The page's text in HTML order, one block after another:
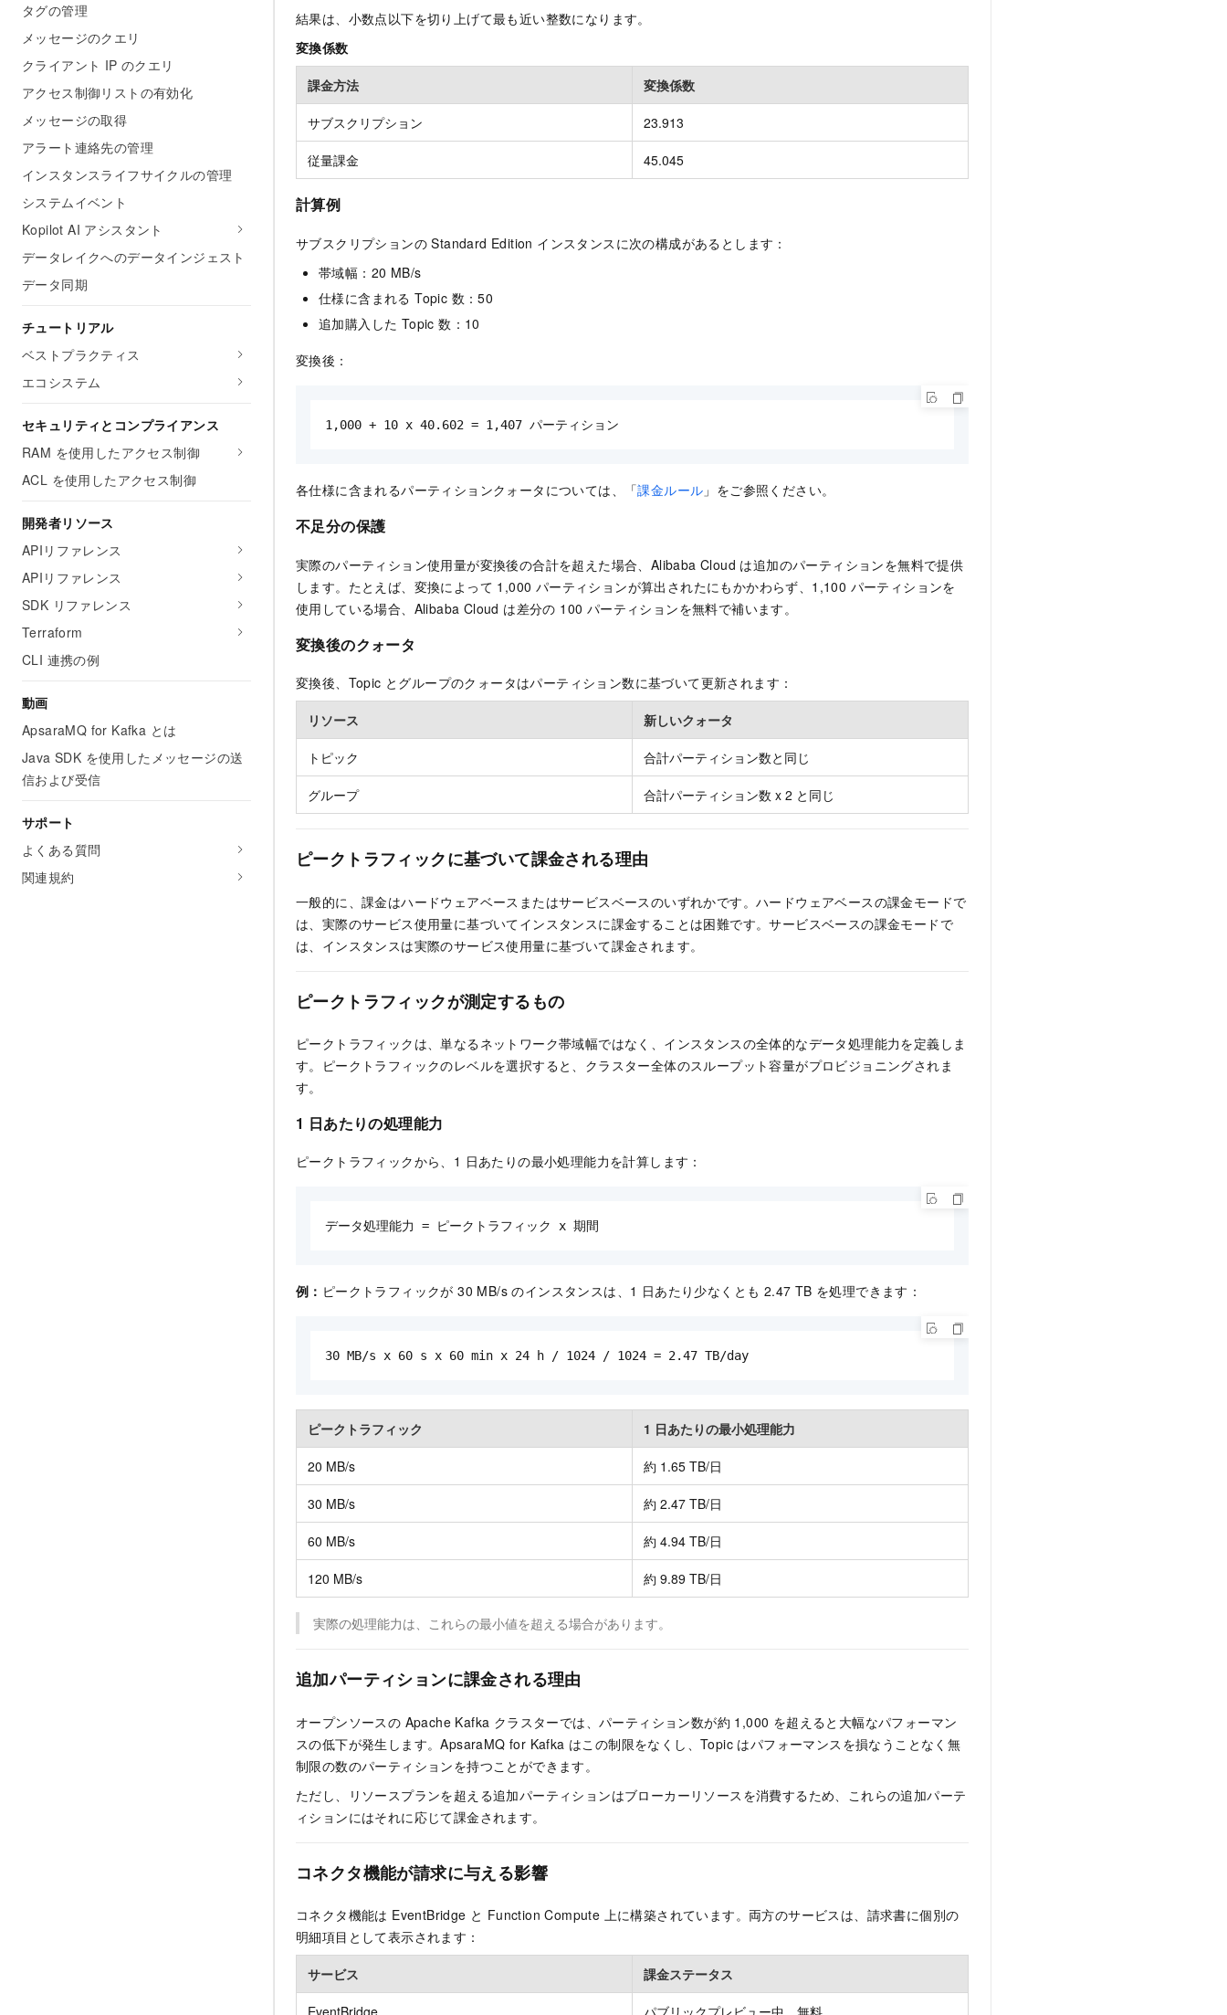
タグの管理
メッセージのクエリ
クライアント IP のクエリ
アクセス制御リストの有効化
メッセージの取得
アラート連絡先の管理
インスタンスライフサイクルの管理
システムイベント
Kopilot AI アシスタント
データレイクへのデータインジェスト
データ同期
チュートリアル
ベストプラクティス
エコシステム
セキュリティとコンプライアンス
RAM を使用したアクセス制御
ACL を使用したアクセス制御
開発者リソース
APIリファレンス
APIリファレンス
SDK リファレンス
Terraform
CLI 連携の例
動画
ApsaraMQ for Kafka とは
Java SDK を使用したメッセージの送
信および受信
サポート
よくある質問
関連規約
結果は、小数点以下を切り上げて最も近い整数になります。
変換係数
課金方法 変換係数
サブスクリプション 23.913
従量課金 45.045
計算例
サブスクリプションの Standard Edition インスタンスに次の構成があるとします：
帯域幅：20 MB/s
仕様に含まれる Topic 数：50
追加購入した Topic 数：10
変換後：
1,000 + 10 x 40.602 = 1,407 パーティション
各仕様に含まれるパーティションクォータについては、「課金ルール 」をご参照ください。
不足分の保護
実際のパーティション使用量が変換後の合計を超えた場合、Alibaba Cloud は追加のパーティションを無料で提供
します。たとえば、変換によって 1,000 パーティションが算出されたにもかかわらず、1,100 パーティションを
使用している場合、Alibaba Cloud は差分の 100 パーティションを無料で補います。
変換後のクォータ
変換後、Topic とグループのクォータはパーティション数に基づいて更新されます：
リソース 新しいクォータ
トピック 合計パーティション数と同じ
グループ 合計パーティション数 x 2 と同じ
ピークトラフィックに基づいて課金される理由
一般的に、課金はハードウェアベースまたはサービスベースのいずれかです。ハードウェアベースの課金モードで
は、実際のサービス使用量に基づいてインスタンスに課金することは困難です。サービスベースの課金モードで
は、インスタンスは実際のサービス使用量に基づいて課金されます。
ピークトラフィックが測定するもの
ピークトラフィックは、単なるネットワーク帯域幅ではなく、インスタンスの全体的なデータ処理能力を定義しま
す。ピークトラフィックのレベルを選択すると、クラスター全体のスループット容量がプロビジョニングされま
す。
1 日あたりの処理能力
ピークトラフィックから、1 日あたりの最小処理能力を計算します：
データ処理能力 = ピークトラフィック x 期間
例： ピークトラフィックが 30 MB/s のインスタンスは、1 日あたり少なくとも 2.47 TB を処理できます：
30 MB/s x 60 s x 60 min x 24 h / 1024 / 1024 = 2.47 TB/day
ピークトラフィック 1 日あたりの最小処理能力
20 MB/s 約 1.65 TB/日
30 MB/s 約 2.47 TB/日
60 MB/s 約 4.94 TB/日
120 MB/s 約 9.89 TB/日
実際の処理能力は、これらの最小値を超える場合があります。
追加パーティションに課金される理由
オープンソースの Apache Kafka クラスターでは、パーティション数が約 1,000 を超えると大幅なパフォーマン
スの低下が発生します。ApsaraMQ for Kafka はこの制限をなくし、Topic はパフォーマンスを損なうことなく無
制限の数のパーティションを持つことができます。
ただし、リソースプランを超える追加パーティションはブローカーリソースを消費するため、これらの追加パーテ
ィションにはそれに応じて課金されます。
コネクタ機能が請求に与える影響
コネクタ機能は EventBridge と Function Compute 上に構築されています。両方のサービスは、請求書に個別の
明細項目として表示されます：
サービス 課金ステータス
EventBridge パブリックプレビュー中、無料